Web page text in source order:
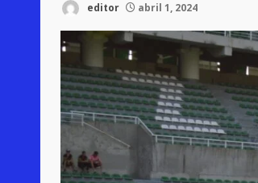
editor abril 1, 2024